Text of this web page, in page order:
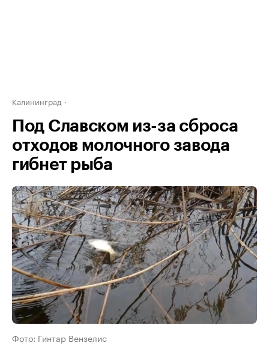
Калининград
Под Славском из-за сброса
отходов молочного завода
гибнет рыба
Фото: Гинтар Вензелис